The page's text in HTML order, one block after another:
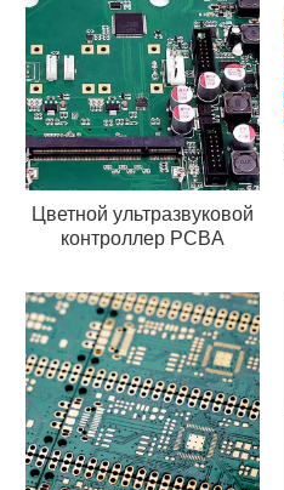
Цветной ультразвуковой
контроллер PCBA